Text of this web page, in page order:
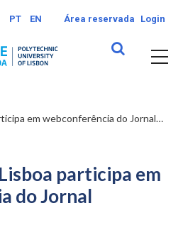
PT EN Área reservada Login
em webconferência do Jornal…
participa em
do Jornal